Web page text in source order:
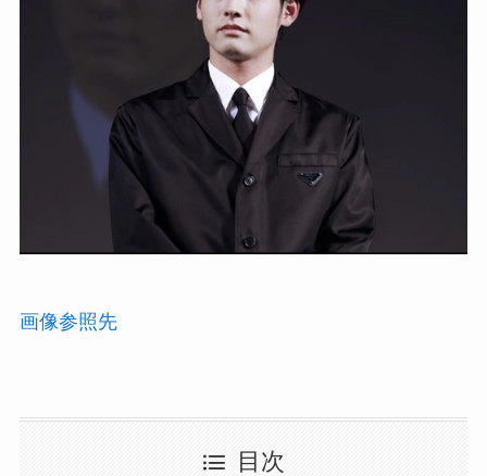
画像参照先
目次